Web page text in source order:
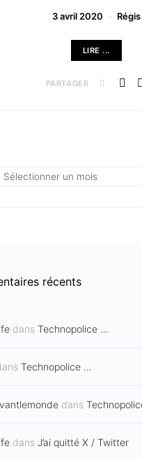
3 avril 2020 Régis
LIRE ...
PARTAGER
récents
dans Technopolice …
Technopolice …
dans
dans J’ai quitté X / Twitter